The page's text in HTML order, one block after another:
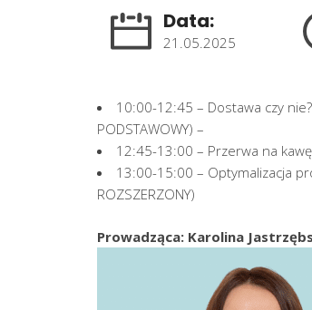
Data:
21.05.2025
10:00-12:45 – Dostawa czy
PODSTAWOWY) –
12:45-13:00 – Przerwa na kawę
13:00-15:00 – Optymalizacja
ROZSZERZONY)
Prowadząca: Karolina